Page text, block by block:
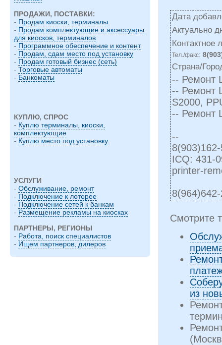
ПРОДАЖИ, ПОСТАВКИ:
- Продам киоски, терминалы
- Продам комплектующие и аксессуары
для киосков, терминалов
- Программное обеспечение и контент
- Продам, сдам место под установку
- Продам готовый бизнес (сеть)
- Торговые автоматы
- Банкоматы
КУПЛЮ, СПРОС
- Куплю терминалы, киоски,
комплектующие
- Куплю место под установку
УСЛУГИ
- Обслуживание, ремонт
- Подключение к лотерее
- Подключение сетей к банкам
- Размещение рекламы на киосках
ПАРТНЕРЫ, РЕГИОНЫ
- Работа, поиск специалистов
- Ищем партнеров, дилеров
Дата
Актуально
Контактное
Тел./факс:
Страна/
-- Ремонт
-- Ремонт
S2000,
-- Ремонт
--
ICQ: 431-
printer-
Смотрите
из